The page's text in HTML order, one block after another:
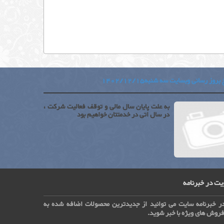
رسانی وبسایت سه شنبه1402/12/15
به علت پایان سال مالی و توقف فعالیت شرکت ،
در سال اتی در خدمتتان خواهیم بود
در خبرنامه
خبرنامه سایت می توانید از جدیدترین محصولات اضافه شده به
های ویژه با خبر شوید.